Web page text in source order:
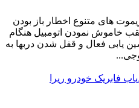
های متنوع اخطار باز بودن
خاموش نمودن اتومبیل هنگام
یابی فعال و قفل شدن دربها به